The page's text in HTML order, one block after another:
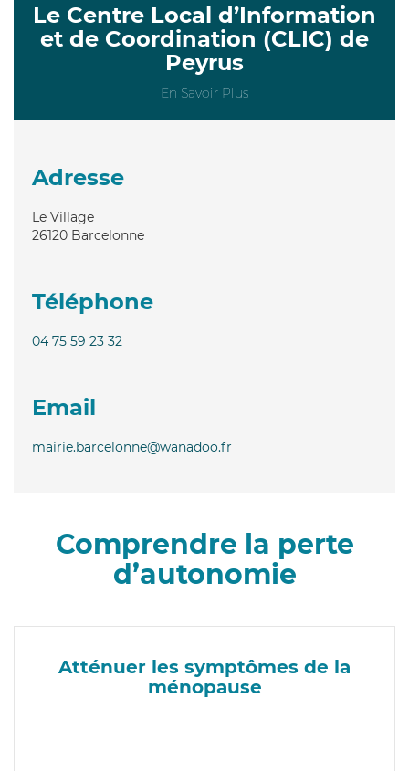
Le Centre Local d’Information
et de Coordination (CLIC) de
Peyrus
En Savoir Plus
Adresse
Le Village
26120 Barcelonne
Téléphone
04 75 59 23 32
Email
mairie.barcelonne@wanadoo.fr
Comprendre la perte
d’autonomie
Atténuer les symptômes de la
ménopause